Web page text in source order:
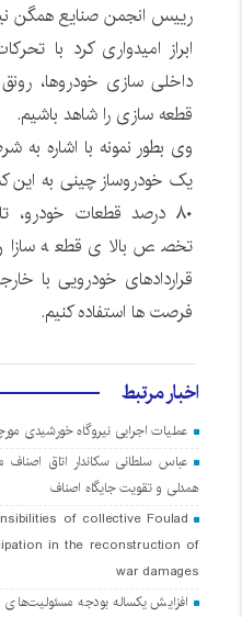
رییس انجمن صنایع همگن
ابراز امیدواری کرد با
داخلی سازی خودروها،
قطعه سازی را شاهد باشیم.
وی بطور نمونه با اشاره به
یک خودروساز چینی به این
۸۰ درصد قطعات خودرو،
تخصص بالای قطعه سازان
قراردادهای خودرویی با
فرصت ها استفاده کنیم.
اخبار مرتبط
عملیات اجرایی نیروگاه خورشیدی
عباس سلطانی سکاندار اتاق اصناف
همدلی و تقویت جایگاه اصناف
of collective Foulad
in the reconstruction of
war damages
افزایش یکساله بودجه مسئولیت‌های